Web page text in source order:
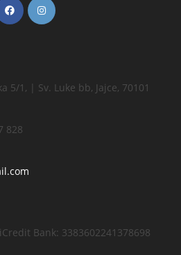
5/1, | Sv. Luke bb, Jajce, 70101
828
Bank: 3383602241378698